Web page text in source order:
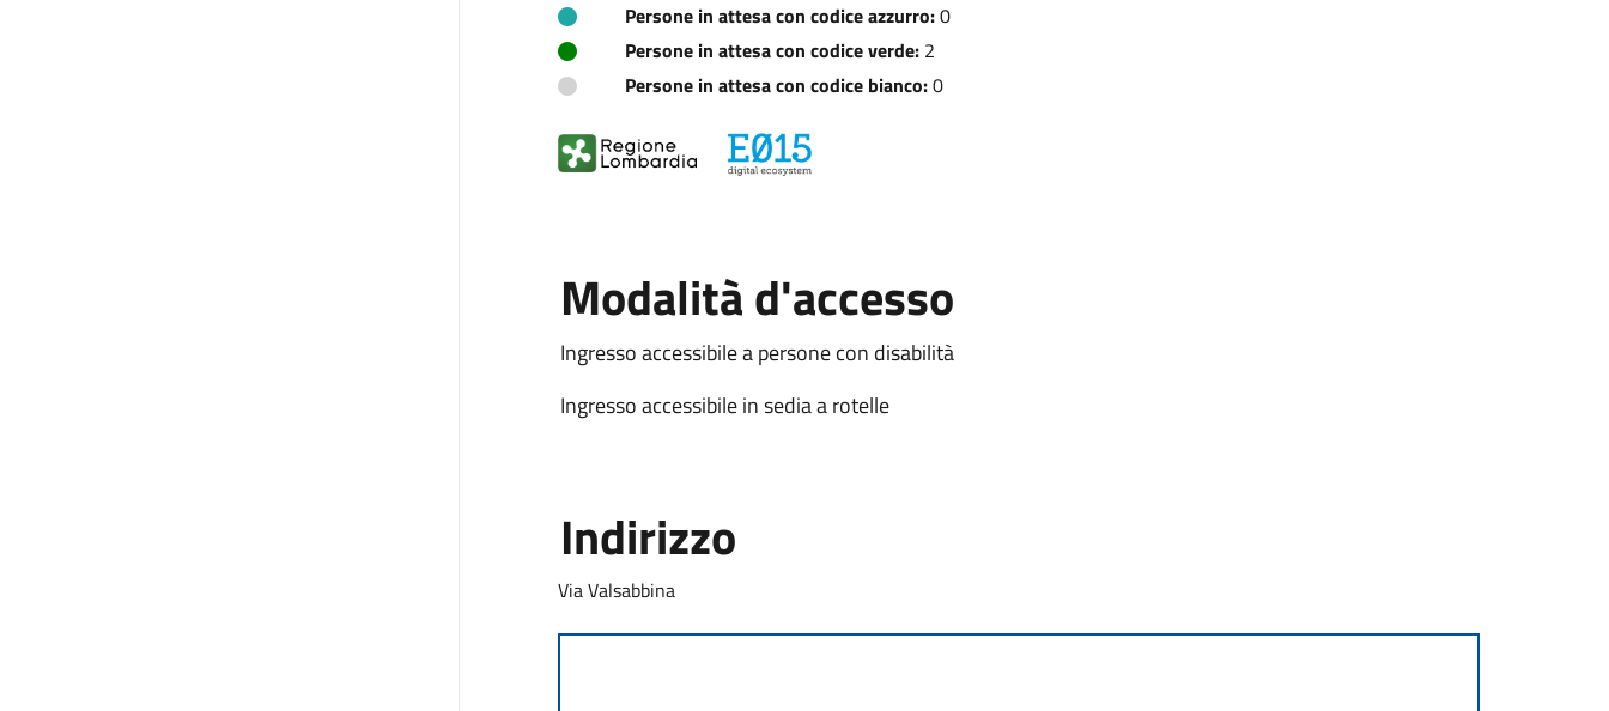
Persone in attesa con codice azzurro:0
Persone in attesa con codice verde:2
Persone in attesa con codice bianco:0
Modalità d'accesso
Ingresso accessibile a persone con disabilità
Ingresso accessibile in sedia a rotelle
Indirizzo
Via Valsabbina